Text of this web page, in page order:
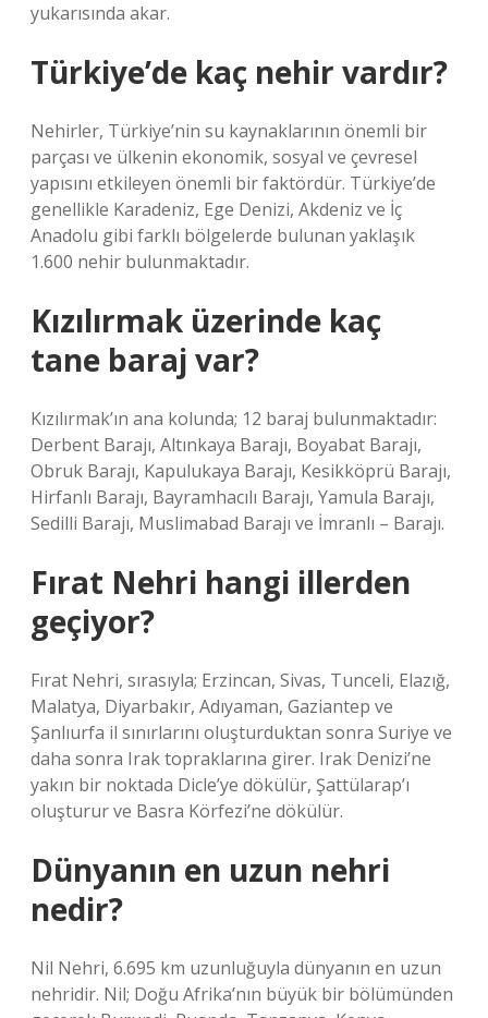
yukarısında akar.
Türkiye’de kaç nehir vardır?
Nehirler, Türkiye’nin su kaynaklarının önemli bir
parçası ve ülkenin ekonomik, sosyal ve çevresel
yapısını etkileyen önemli bir faktördür. Türkiye’de
genellikle Karadeniz, Ege Denizi, Akdeniz ve İç
Anadolu gibi farklı bölgelerde bulunan yaklaşık
1.600 nehir bulunmaktadır.
Kızılırmak üzerinde kaç
tane baraj var?
Kızılırmak’ın ana kolunda; 12 baraj bulunmaktadır:
Derbent Barajı, Altınkaya Barajı, Boyabat Barajı,
Obruk Barajı, Kapulukaya Barajı, Kesikköprü Barajı,
Hirfanlı Barajı, Bayramhacılı Barajı, Yamula Barajı,
Sedilli Barajı, Muslimabad Barajı ve İmranlı – Barajı.
Fırat Nehri hangi illerden
geçiyor?
Fırat Nehri, sırasıyla; Erzincan, Sivas, Tunceli, Elazığ,
Malatya, Diyarbakır, Adıyaman, Gaziantep ve
Şanlıurfa il sınırlarını oluşturduktan sonra Suriye ve
daha sonra Irak topraklarına girer. Irak Denizi’ne
yakın bir noktada Dicle’ye dökülür, Şattülarap’ı
oluşturur ve Basra Körfezi’ne dökülür.
Dünyanın en uzun nehri
nedir?
Nil Nehri, 6.695 km uzunluğuyla dünyanın en uzun
nehridir. Nil; Doğu Afrika’nın büyük bir bölümünden